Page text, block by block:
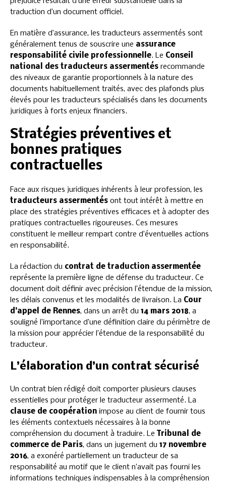
traduction d’un document officiel.
En matière d’assurance, les traducteurs assermentés sont
généralement tenus de souscrire une assurance
responsabilité civile professionnelle. Le Conseil
national des traducteurs assermentés recommande
des niveaux de garantie proportionnels à la nature des
documents habituellement traités, avec des plafonds plus
élevés pour les traducteurs spécialisés dans les documents
juridiques à forts enjeux financiers.
Stratégies préventives et
bonnes pratiques
contractuelles
Face aux risques juridiques inhérents à leur profession, les
traducteurs assermentés ont tout intérêt à mettre en
place des stratégies préventives efficaces et à adopter des
pratiques contractuelles rigoureuses. Ces mesures
constituent le meilleur rempart contre d’éventuelles actions
en responsabilité.
La rédaction du contrat de traduction assermentée
représente la première ligne de défense du traducteur. Ce
document doit définir avec précision l’étendue de la mission,
les délais convenus et les modalités de livraison. La Cour
d’appel de Rennes, dans un arrêt du 14 mars 2018, a
souligné l’importance d’une définition claire du périmètre de
la mission pour apprécier l’étendue de la responsabilité du
traducteur.
L’élaboration d’un contrat sécurisé
Un contrat bien rédigé doit comporter plusieurs clauses
essentielles pour protéger le traducteur assermenté. La
clause de coopération impose au client de fournir tous
les éléments contextuels nécessaires à la bonne
compréhension du document à traduire. Le
Tribunal de
commerce de Paris, dans un jugement du 17 novembre
2016, a exonéré partiellement un traducteur de sa
responsabilité au motif que le client n’avait pas fourni les
informations techniques indispensables à la compréhension